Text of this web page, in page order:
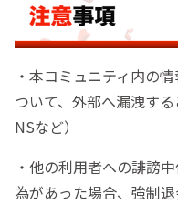
・本コミュニティ内の
ついて、外部へ漏洩す
NSなど）
・他の利用者への誹謗
為があった場合、強制